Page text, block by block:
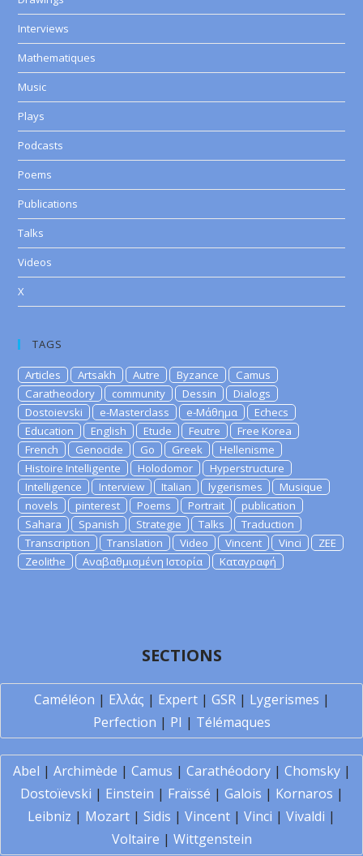
Interviews
Mathematiques
Music
Plays
Podcasts
Poems
Publications
Talks
Videos
X
TAGS
Articles Artsakh Autre Byzance
Camus
Caratheodory
community Dessin
Dialogs
Dostoievski
e-Masterclass e-Μάθημα
Echecs
Education
English Etude Feutre
Free Korea
French
Genocide Go Greek
Hellenisme
Histoire Intelligente
Holodomor
Hyperstructure
Intelligence
Interview Italian lygerismes
Musique
novels
pinterest Poems Portrait
publication
Sahara
Spanish Strategie Talks
Traduction
Transcription
Translation Video Vincent Vinci
ZEE
Zeolithe
Αναβαθμισμένη Ιστορία Καταγραφή
SECTIONS
Caméléon | Ελλάς | Expert| GSR| Lygerismes |
Perfection | PI | Télémaques
Abel | Archimède | Camus | Carathéodory| Chomsky|
Dostoïevski | Einstein | Fraïssé | Galois | Kornaros |
Leibniz | Mozart | Sidis | Vincent | Vinci | Vivaldi |
Voltaire | Wittgenstein